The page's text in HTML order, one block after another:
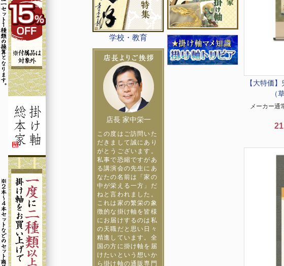
学校・教育
店長 家中栄一
この度はご訪問いた
だきまして誠にあり
がとうございます。
私事で恐縮ですがあ
る講演会の先生にあ
なたの名前は「家の
中が栄える一方」だ
ねと言われました。
これは家の繁栄の象
徴的な掛け軸を皆様
にお届けするのは私
の天職だと思い日々
精進しています。全
国の方に掛け軸を届
けたいという想いか
ら掛け軸の通販専門
【大特価】
（
メーカー通